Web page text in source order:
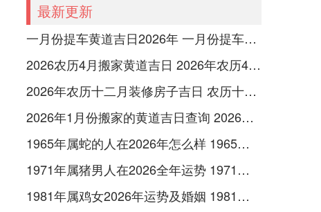
最新更新
一月份提车黄道吉日2026年 一月份提车的黄道吉日
2026农历4月搬家黄道吉日 2026年农历4月搬家吉日查询
2026年农历十二月装修房子吉日 农历十二月装修开工吉日
2026年1月份搬家的黄道吉日查询 2026年元月份搬家黄道吉日
1965年属蛇的人在2026年怎么样 1965年属蛇的人2026年运势及运程
1971年属猪男人在2026全年运势 1971年属猪男婚后对另一半好不好
1981年属鸡女2026年运势及婚姻 1981年属鸡女2026年运势及运程